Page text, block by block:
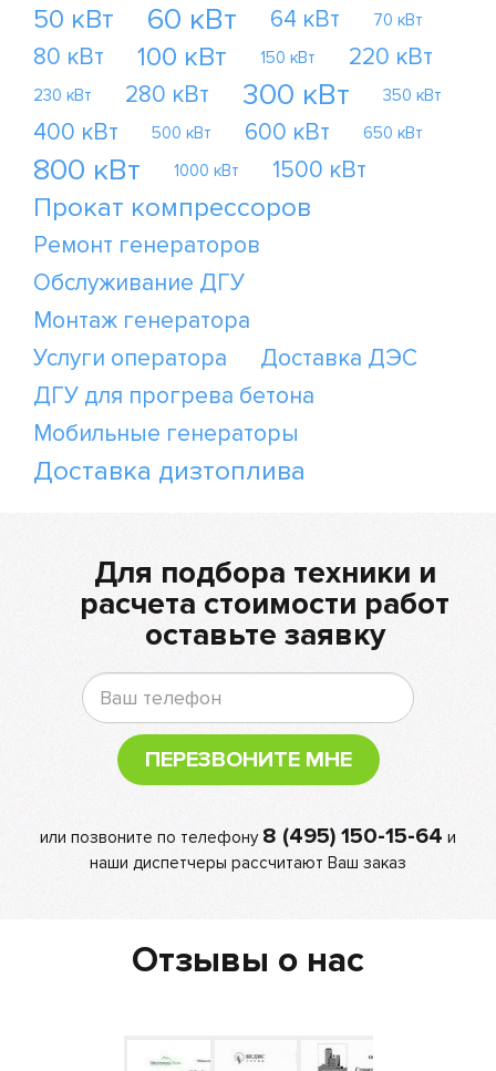
50 кВт 60 кВт 64 кВт 70 кВт
80 кВт 100 кВт 150 кВт 220 кВт
230 кВт 280 кВт 300 кВт 350 кВт
400 кВт 500 кВт 600 кВт 650 кВт
800 кВт 1000 кВт 1500 кВт
Прокат компрессоров
Ремонт генераторов
Обслуживание ДГУ
Монтаж генератора
Услуги оператора
Доставка ДЭС
ДГУ для прогрева бетона
Мобильные генераторы
Доставка дизтоплива
Для подбора техники и
расчета стоимости работ
оставьте заявку
ПЕРЕЗВОНИТЕ МНЕ
или позвоните по телефону 8 (495) 150-15-64 и
наши диспетчеры рассчитают Ваш заказ
Отзывы о нас